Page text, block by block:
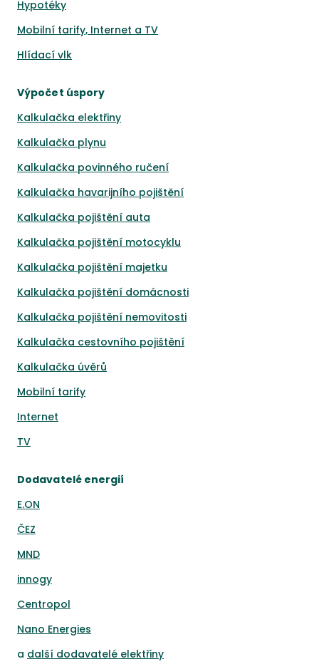
Hypotéky
Mobilní tarify, Internet a TV
Hlídací vlk
Výpočet úspory
Kalkulačka elektřiny
Kalkulačka plynu
Kalkulačka povinného ručení
Kalkulačka havarijního pojištění
Kalkulačka pojištění auta
Kalkulačka pojištění motocyklu
Kalkulačka pojištění majetku
Kalkulačka pojištění domácnosti
Kalkulačka pojištění nemovitosti
Kalkulačka cestovního pojištění
Kalkulačka úvěrů
Mobilní tarify
Internet
TV
Dodavatelé energií
E.ON
ČEZ
MND
innogy
Centropol
Nano Energies
a další dodavatelé elektřiny